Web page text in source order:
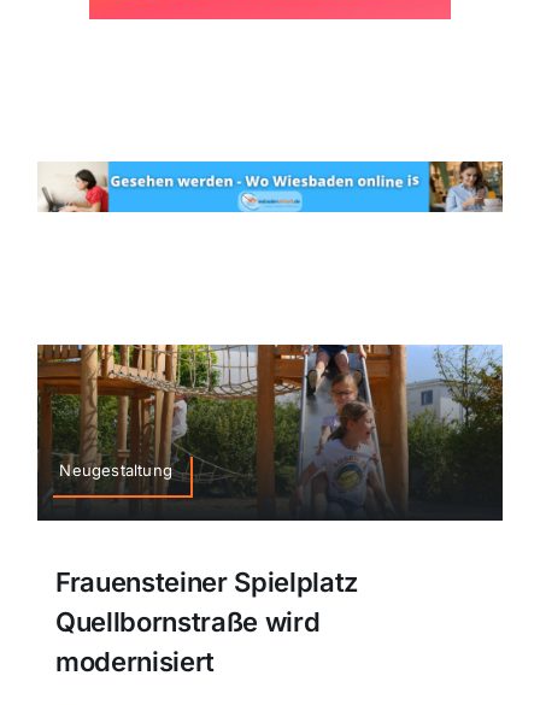
Neugestaltung
Frauensteiner Spielplatz
Quellbornstraße wird
modernisiert